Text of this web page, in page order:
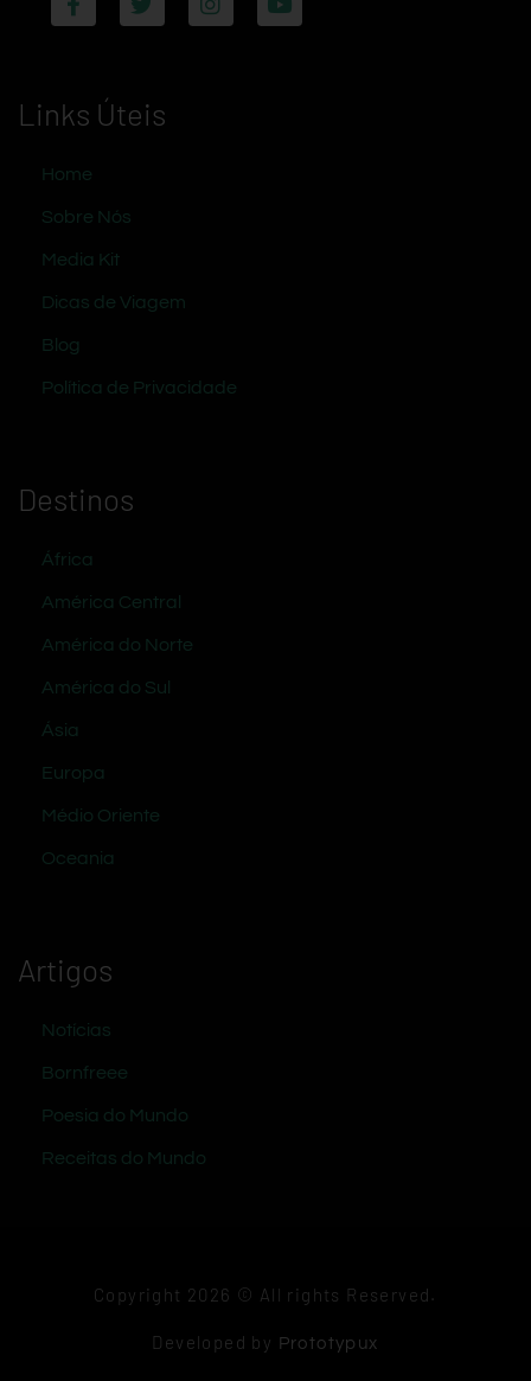
Links Úteis
Home
Sobre Nós
Media Kit
Dicas de Viagem
Blog
Política de Privacidade
Destinos
África
América Central
América do Norte
América do Sul
Ásia
Europa
Médio Oriente
Oceania
Artigos
Notícias
Bornfreee
Poesia do Mundo
Receitas do Mundo
Copyright 2026 © All rights Reserved.
Developed by Prototypux